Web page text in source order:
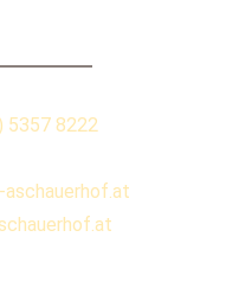
5357 8222